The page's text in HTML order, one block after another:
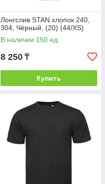
Лонгслив STAN хлопок 240,
304, Чёрный, (20) (44/XS)
В наличии 150 ед.
8 250 ₸
Купить